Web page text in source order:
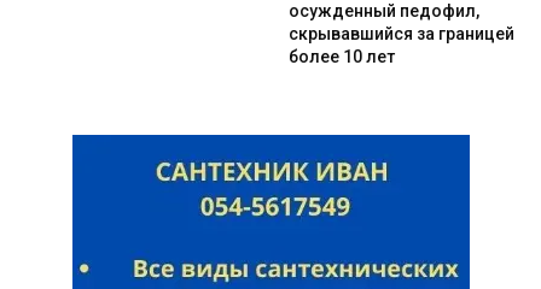
осужденный педофил,
скрывавшийся за границей
более 10 лет